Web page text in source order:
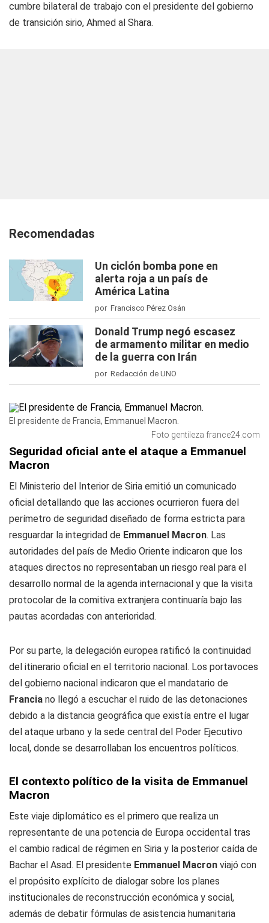
cumbre bilateral de trabajo con el presidente del gobierno
de transición sirio, Ahmed al Shara.
Recomendadas
Un ciclón bomba pone en
alerta roja a un país de
América Latina
por Francisco Pérez Osán
Donald Trump negó escasez
de armamento militar en medio
de la guerra con Irán
por Redacción de UNO
El presidente de Francia, Emmanuel Macron.
Foto gentileza france24.com
Seguridad oficial ante el ataque a Emmanuel
Macron
El Ministerio del Interior de Siria emitió un comunicado
oficial detallando que las acciones ocurrieron fuera del
perímetro de seguridad diseñado de forma estricta para
resguardar la integridad de Emmanuel Macron. Las
autoridades del país de Medio Oriente indicaron que los
ataques directos no representaban un riesgo real para el
desarrollo normal de la agenda internacional y que la visita
protocolar de la comitiva extranjera continuaría bajo las
pautas acordadas con anterioridad.
Por su parte, la delegación europea ratificó la continuidad
del itinerario oficial en el territorio nacional. Los portavoces
del gobierno nacional indicaron que el mandatario de
Francia no llegó a escuchar el ruido de las detonaciones
debido a la distancia geográfica que existía entre el lugar
del ataque urbano y la sede central del Poder Ejecutivo
local, donde se desarrollaban los encuentros políticos.
El contexto político de la visita de Emmanuel
Macron
Este viaje diplomático es el primero que realiza un
representante de una potencia de Europa occidental tras
el cambio radical de régimen en Siria y la posterior caída de
Bachar el Asad. El presidente Emmanuel Macron viajó con
el propósito explícito de dialogar sobre los planes
institucionales de reconstrucción económica y social,
además de debatir fórmulas de asistencia humanitaria